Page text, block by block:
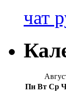
чат
Пн Вт Ср